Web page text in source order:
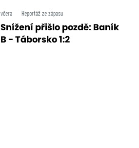
včera Reportáž ze zápasu
Snížení přišlo pozdě: Baník
B - Táborsko 1:2